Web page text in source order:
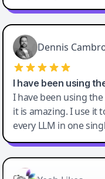
Dennis
I have been using
I have been using
it is amazing. I use it
every LLM in one